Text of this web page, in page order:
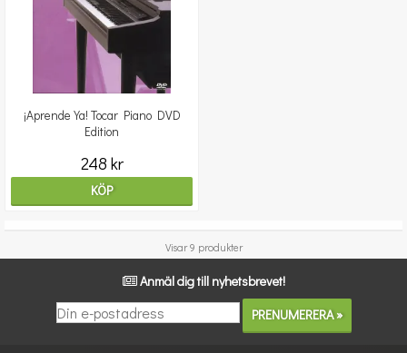
¡Aprende Ya! Tocar Piano DVD
Edition
248 kr
KÖP
Visar 9 produkter
Anmäl dig till nyhetsbrevet!